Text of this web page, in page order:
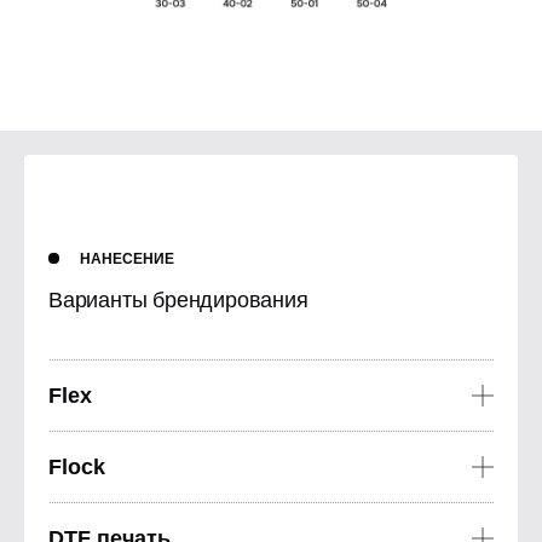
НАНЕСЕНИЕ
Варианты брендирования
Flex
тянущиеся ткани. Применяется для нанесения надписей, номеров,
изображений, логотипов в один цвет.
Flock
необычным привлекательным видом. Подходит для нанесения надписей,